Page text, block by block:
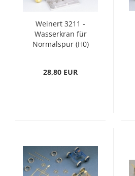
Weinert 3211 -
Wasserkran für
Normalspur (H0)
28,80 EUR